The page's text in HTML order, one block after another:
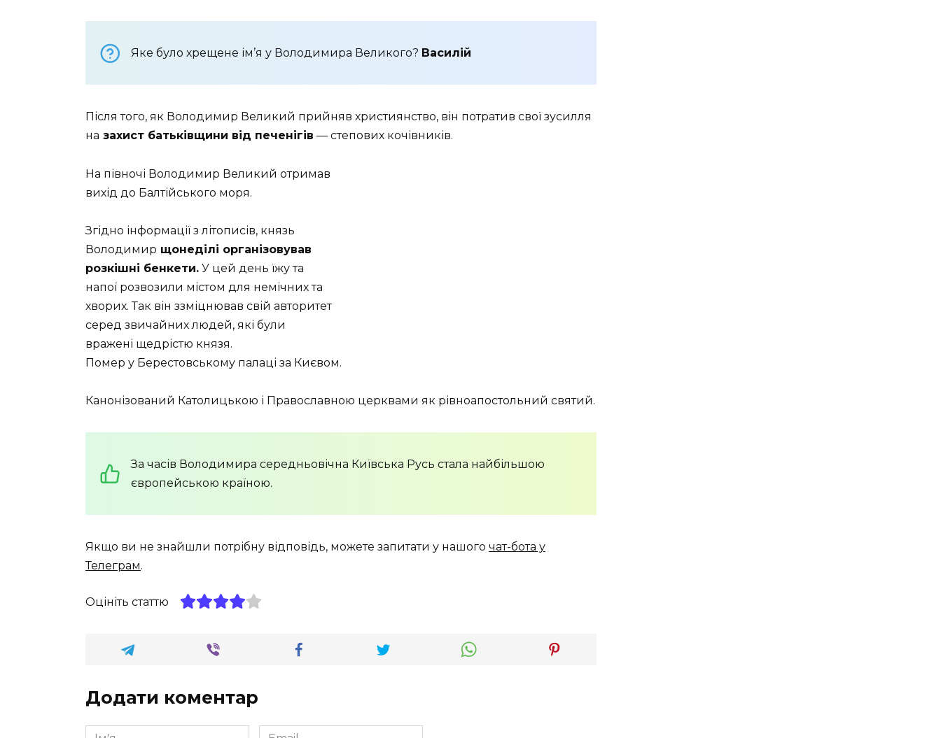
Яке було хрещене ім’я у Володимира Великого? Василій
Після того, як Володимир Великий прийняв християнство, він потратив свої зусилля
на захист батьківщини від печенігів — степових кочівників.
На півночі Володимир Великий отримав
вихід до Балтійського моря.
Згідно інформації з літописів, князь
Володимир щонеділі організовував
розкішні бенкети. У цей день їжу та
напої розвозили містом для немічних та
хворих. Так він ззміцнював свій авторитет
серед звичайних людей, які були
вражені щедрістю князя.
Помер у Берестовському палаці за Києвом.
Канонізований Католицькою і Православною церквами як рівноапостольний святий.
За часів Володимира середньовічна Київська Русь стала найбільшою
європейською країною.
Якщо ви не знайшли потрібну відповідь, можете запитати у нашого чат-бота у
Телеграм.
Оцініть статтю
Додати коментар
Ім'я Email